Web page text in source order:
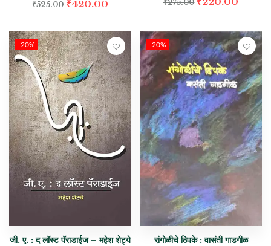
₹525.00 ₹420.00 ₹275.00
-20%
जी. ए. : द लॉस्ट पॅराडाईज – महेश शेट्ये
-20%
रांगोळीचे ठिपके : वासंती गाडगीळ